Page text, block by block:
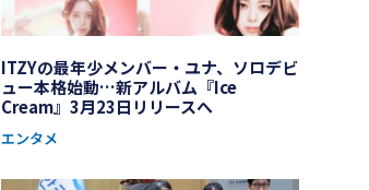
ITZYの最年少メンバー・ユナ、ソロデビ
ュー本格始動…新アルバム『Ice
Cream』3月23日リリースへ
エンタメ